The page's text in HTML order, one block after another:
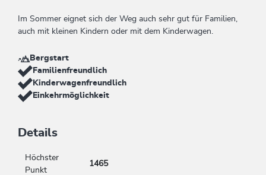
Im Sommer eignet sich der Weg auch sehr gut für Familien,
auch mit kleinen Kindern oder mit dem Kinderwagen.
Bergstart
Familienfreundlich
Kinderwagenfreundlich
Einkehrmöglichkeit
Details
Höchster
Punkt
1465